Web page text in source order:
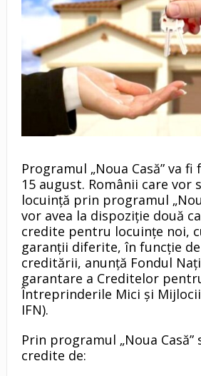
Programul „Noua Casă” va
15 august. Românii care vor
locuință prin programul
vor avea la dispoziție două
credite pentru locuinţe noi,
garanții diferite, în funcție
creditării, anunță Fondul
garantare a Creditelor
Întreprinderile Mici şi Mijlocii
IFN).
Prin programul „Noua
credite de: